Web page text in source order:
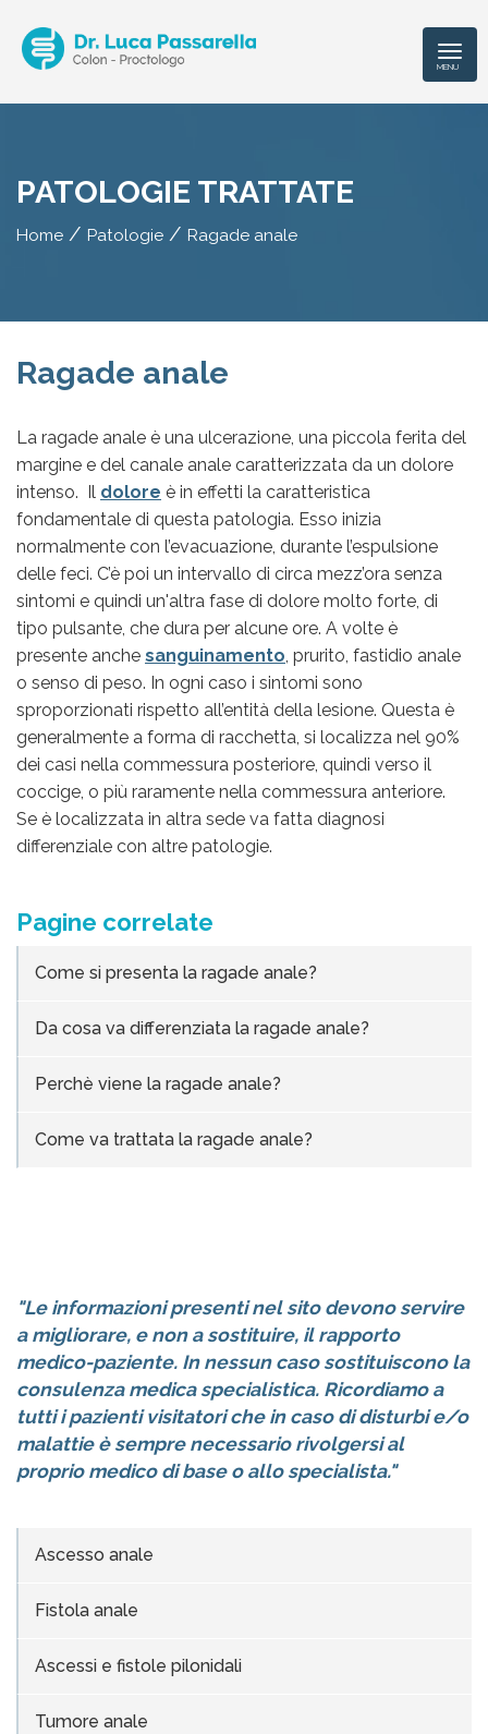
MENU
PATOLOGIE TRATTATE
Home / Patologie / Ragade anale
Ragade anale
La ragade anale è una ulcerazione, una piccola ferita del
margine e del canale anale caratterizzata da un dolore
intenso. Il dolore è in effetti la caratteristica
fondamentale di questa patologia. Esso inizia
normalmente con l’evacuazione, durante l’espulsione
delle feci. C’è poi un intervallo di circa mezz’ora senza
sintomi e quindi un'altra fase di dolore molto forte, di
tipo pulsante, che dura per alcune ore. A volte è
presente anche sanguinamento, prurito, fastidio anale
o senso di peso. In ogni caso i sintomi sono
sproporzionati rispetto all’entità della lesione. Questa è
generalmente a forma di racchetta, si localizza nel 90%
dei casi nella commessura posteriore, quindi verso il
coccige, o più raramente nella commessura anteriore.
Se è localizzata in altra sede va fatta diagnosi
differenziale con altre patologie.
Pagine correlate
Come si presenta la ragade anale?
Da cosa va differenziata la ragade anale?
Perchè viene la ragade anale?
Come va trattata la ragade anale?
"Le informazioni presenti nel sito devono servire
a migliorare, e non a sostituire, il rapporto
medico-paziente. In nessun caso sostituiscono la
consulenza medica specialistica. Ricordiamo a
tutti i pazienti visitatori che in caso di disturbi e/o
malattie è sempre necessario rivolgersi al
proprio medico di base o allo specialista."
Ascesso anale
Fistola anale
Ascessi e fistole pilonidali
Tumore anale